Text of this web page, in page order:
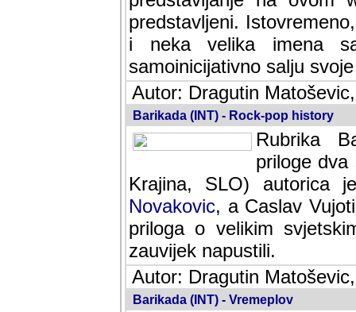
predstavljeni.
i neka velika imena
samoinicijativno salju
Autor: Dragutin
Barikada (INT) - Rock-pop history
Rubrika
dva
SLO) autorica je velikog
Caslav Vujotic
velikim svjetskim
napustili.
Autor: Dragutin
Barikada (INT) - Vremeplov